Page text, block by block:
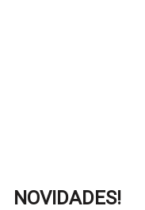
NOVIDADES!